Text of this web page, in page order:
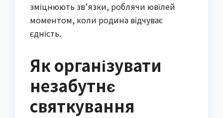
зміцнюють зв’язки, роблячи ювілей
моментом, коли родина відчуває
єдність.
Як організувати
незабутнє
святкування